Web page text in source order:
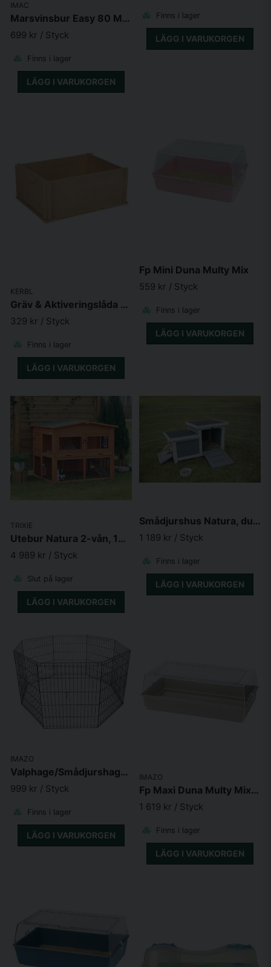
IMAC
Marsvinsbur Easy 80 Mixade färger Imac 80x49x42cm
699 kr / Styck
Finns i lager
LÄGG I VARUKORGEN
Finns i lager
LÄGG I VARUKORGEN
KERBL
Gräv & Aktiveringslåda 50 x 39 x 20cm
329 kr / Styck
Finns i lager
LÄGG I VARUKORGEN
Fp Mini Duna Multy Mix
559 kr / Styck
Finns i lager
LÄGG I VARUKORGEN
TRIXIE
Utebur Natura 2-vån, 135xh115x112cm brun
4 989 kr / Styck
Slut på lager
LÄGG I VARUKORGEN
Smådjurshus Natura, dubbel, 70xh43X45cm, vit/grå
1 189 kr / Styck
Finns i lager
LÄGG I VARUKORGEN
IMAZO
Valphage/Smådjurshage Svart 60x76cm 8 sektioner
999 kr / Styck
Finns i lager
LÄGG I VARUKORGEN
IMAZO
Fp Maxi Duna Multy Mix 99X51.5X36 cm
1 619 kr / Styck
Finns i lager
LÄGG I VARUKORGEN